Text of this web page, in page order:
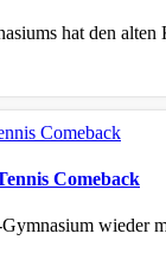
hat den
Comeback